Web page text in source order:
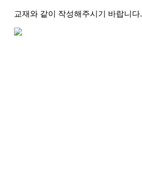
교재와 같이 작성해주시기 바랍니다.